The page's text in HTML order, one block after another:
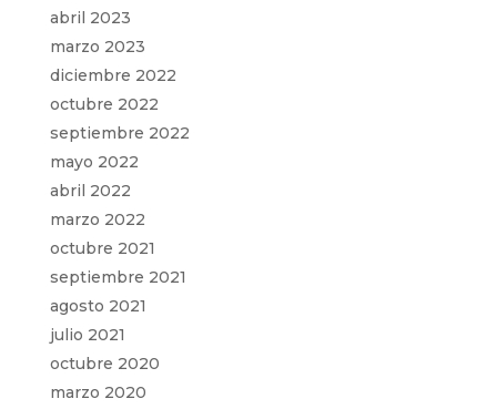
abril 2023
marzo 2023
diciembre 2022
octubre 2022
septiembre 2022
mayo 2022
abril 2022
marzo 2022
octubre 2021
septiembre 2021
agosto 2021
julio 2021
octubre 2020
marzo 2020